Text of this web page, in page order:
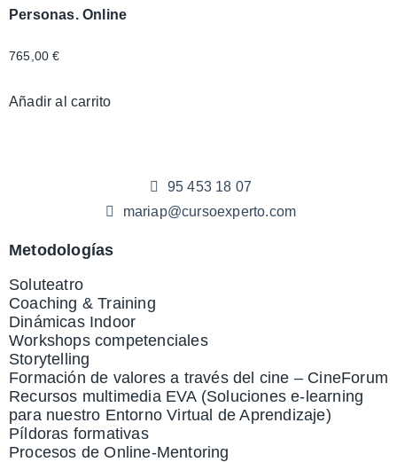
Personas. Online
765,00€
Añadir al carrito
95 453 18 07
mariap@cursoexperto.com
Metodologías
Soluteatro
Coaching & Training
Dinámicas Indoor
Workshops competenciales
Storytelling
Formación de valores a través del cine – CineForum
Recursos multimedia EVA (Soluciones e-learning
para nuestro Entorno Virtual de Aprendizaje)
Píldoras formativas
Procesos de Online-Mentoring